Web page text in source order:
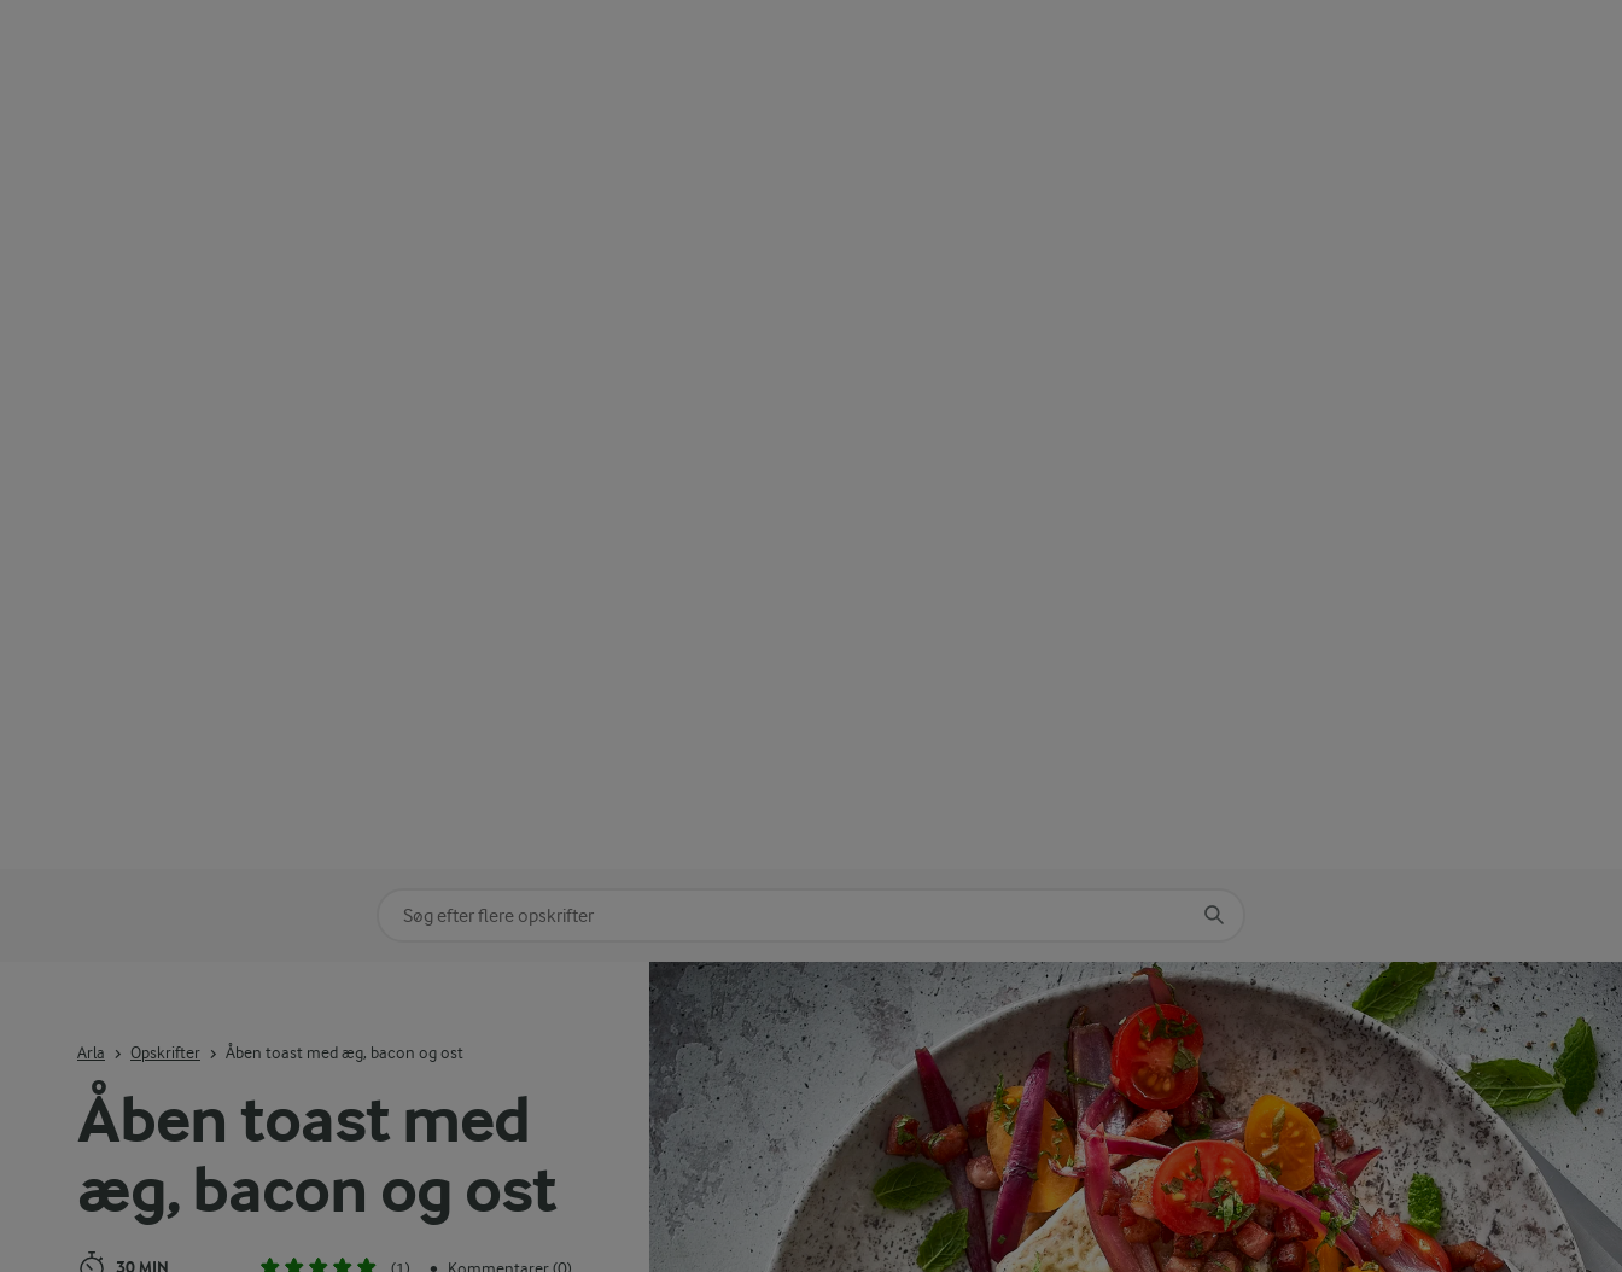
Åben toast med
æg, bacon og ost
30 MIN (1) Kommentarer (0)
Arla Opskrifter Åben toast med æg, bacon og ost
Søg på kategori